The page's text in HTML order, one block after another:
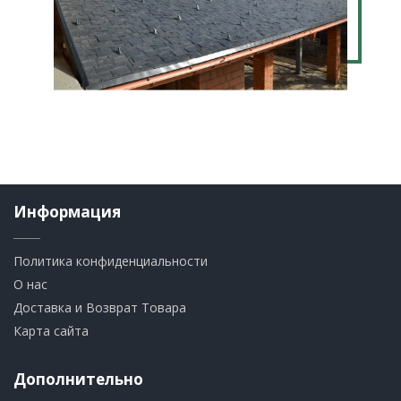
Информация
Политика конфиденциальности
О нас
Доставка и Возврат Товара
Карта сайта
Дополнительно